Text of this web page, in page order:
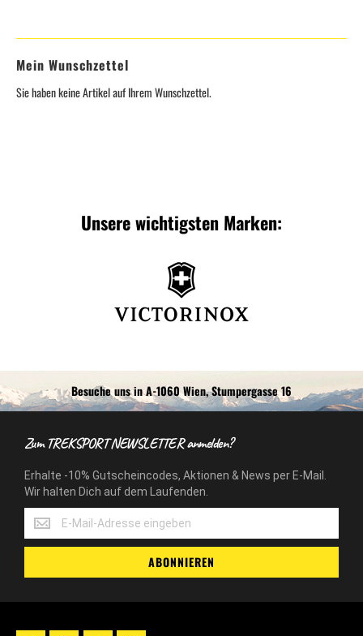
Mein Wunschzettel
Sie haben keine Artikel auf Ihrem Wunschzettel.
Unsere wichtigsten Marken:
Besuche uns in A-1060 Wien, Stumpergasse 16
Zum TREKSPORT NEWSLETTER anmelden?
Erhalte -10% Gutscheincodes, Aktionen & News per E-Mail.
Wir halten Dich auf dem Laufenden.
Erhalte
-10%
Gutscheincodes,
&
E-
ABONNIEREN